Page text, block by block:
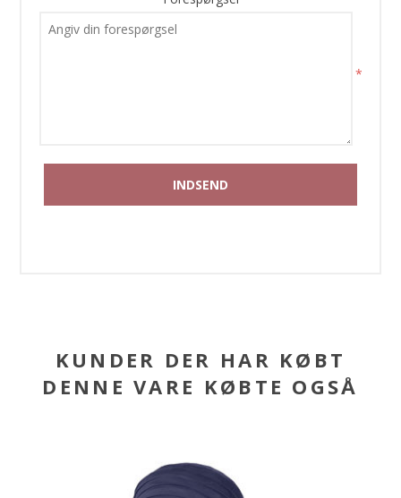
*
KUNDER DER HAR KØBT
DENNE VARE KØBTE OGSÅ